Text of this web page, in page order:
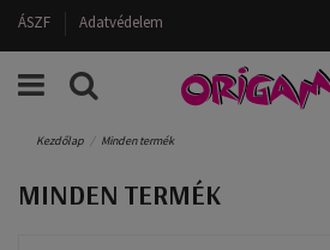
ÁSZF Adatvédelem
Kezdőlap Minden termék
MINDEN TERMÉK